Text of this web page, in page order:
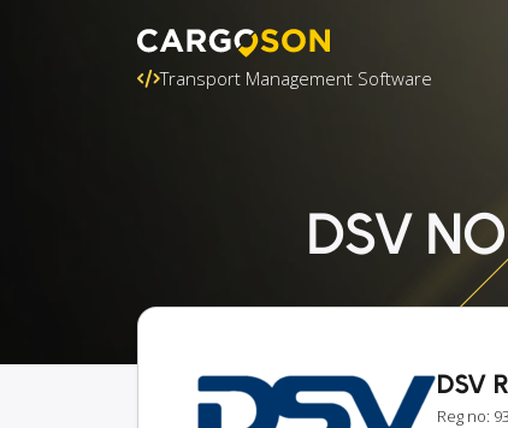
Transport Management Software
DSV
DSV
Reg no: